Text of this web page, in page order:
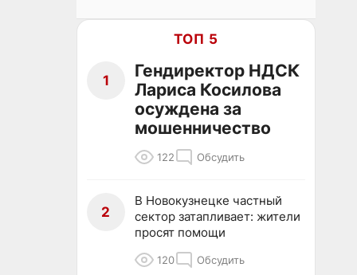
ТОП 5
1
Гендиректор НДСК
Лариса Косилова
осуждена за
мошенничество
122 Обсудить
2
В Новокузнецке частный
сектор затапливает: жители
просят помощи
120 Обсудить